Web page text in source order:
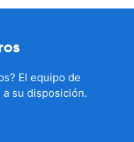
El equipo de
a su disposición.